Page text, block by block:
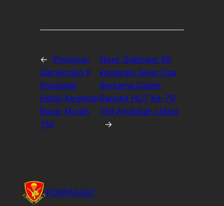
←
Previous:
Danwingko II
Kopasgat
Hadiri Kegiatan
Bazar Murah
TNI
Next: Satbravo 90
kopasgat Gelar Doa
Bersama Dalam
Rangka HUT Ke-79
TNI Angkatan Udara
→
KORPASGAT